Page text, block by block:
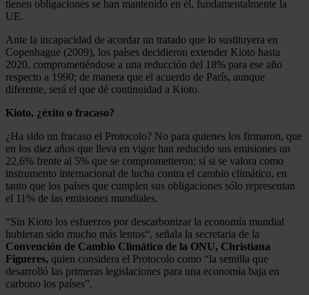
tienen obligaciones se han mantenido en él, fundamentalmente la
UE.
Ante la incapacidad de acordar un tratado que lo sustituyera en
Copenhague (2009), los países decidieron extender Kioto hasta
2020, comprometiéndose a una reducción del 18% para ese año
respecto a 1990; de manera que el acuerdo de París, aunque
diferente, será el que dé continuidad a Kioto.
Kioto, ¿éxito o fracaso?
¿Ha sido un fracaso el Protocolo? No para quienes los firmaron, que
en los diez años que lleva en vigor han reducido sus emisiones un
22,6% frente al 5% que se comprometieron; sí si se valora como
instrumento internacional de lucha contra el cambio climático, en
tanto que los países que cumplen sus obligaciones sólo representan
el 11% de las emisiones mundiales.
“Sin Kioto los esfuerzos por descarbonizar la economía mundial
hubieran sido mucho más lentos“, señala la secretaria de la
Convención de Cambio Climático de la ONU, Christiana
Figueres, quien considera el Protocolo como “la semilla que
desarrolló las primeras legislaciones para una economía baja en
carbono los países”.